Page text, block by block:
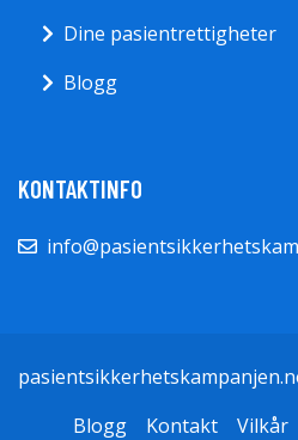
Dine pasientrettigheter
Blogg
KONTAKTINFO
Blogg
Kontakt Vilkår